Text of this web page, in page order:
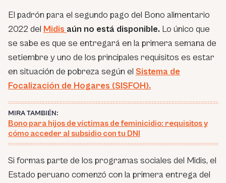
El padrón para el segundo pago del Bono alimentario
2022 del Midis aún no está disponible. Lo único que
se sabe es que se entregará en la primera semana de
setiembre y uno de los principales requisitos es estar
en situación de pobreza según el Sistema de
Focalización de Hogares (SISFOH).
MIRA TAMBIÉN:
Bono para hijos de víctimas de feminicidio: requisitos y
cómo acceder al subsidio con tu DNI
Si formas parte de los programas sociales del Midis, el
Estado peruano comenzó con la primera entrega del